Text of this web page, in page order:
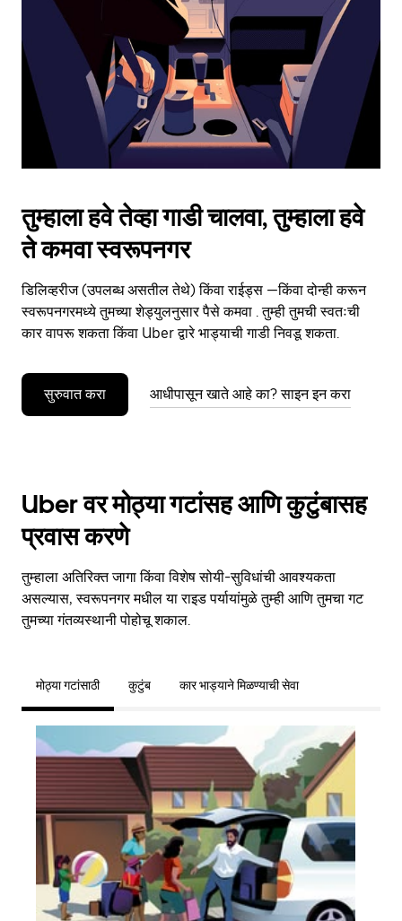
the
calendar.
तुम्हाला हवे तेव्हा गाडी चालवा, तुम्हाला हवे
ते कमवा स्वरूपनगर
डिलिव्हरीज (उपलब्ध असतील तेथे) किंवा राईड्स —किंवा दोन्ही करून
स्वरूपनगरमध्ये तुमच्या शेड्युलनुसार पैसे कमवा . तुम्ही तुमची स्वतःची
कार वापरू शकता किंवा Uber द्वारे भाड्याची गाडी निवडू शकता.
सुरुवात करा आधीपासून खाते आहे का? साइन इन करा
Uber वर मोठ्या गटांसह आणि कुटुंबासह
प्रवास करणे
तुम्हाला अतिरिक्त जागा किंवा विशेष सोयी-सुविधांची आवश्यकता
असल्यास, स्वरूपनगर मधील या राइड पर्यायांमुळे तुम्ही आणि तुमचा गट
तुमच्या गंतव्यस्थानी पोहोचू शकाल.
मोठ्या गटांसाठी कुटुंब कार भाड्याने मिळण्याची सेवा